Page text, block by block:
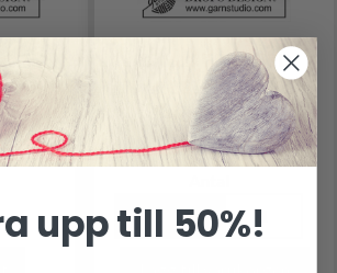
BY
SEK
256-11 FROSTED
PARCEL BY DROPS
DESIGN
74.85 SEK
upp till 50%!